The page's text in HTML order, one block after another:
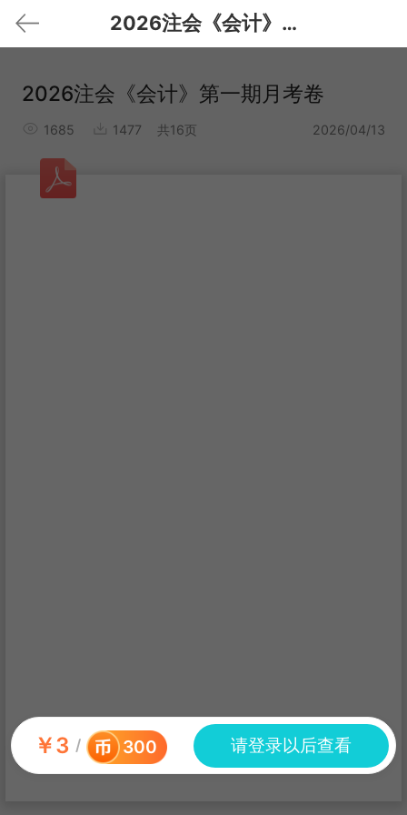
2026注会《会计》第一期月考卷
2026注会《会计》第一期月考卷
1685 1477 共16页 2026/04/13
￥3 / 300 请登录以后查看